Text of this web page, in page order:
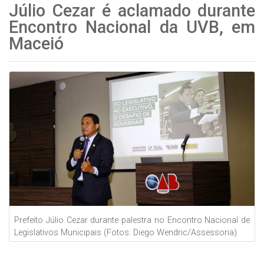
Júlio Cezar é aclamado durante
Encontro Nacional da UVB, em
Maceió
Prefeito Júlio Cezar durante palestra no Encontro Nacional de
Legislativos Municipais (Fotos: Diego Wendric/Assessoria)